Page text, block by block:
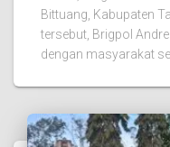
Bittuang, Kabupaten
tersebut, Brigpol
dengan masyarakat